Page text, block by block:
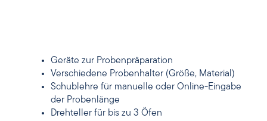
Geräte zur Probenpräparation
Verschiedene Probenhalter (Größe, Material)
Schublehre für manuelle oder Online-Eingabe
der Probenlänge
Drehteller für bis zu 3 Öfen